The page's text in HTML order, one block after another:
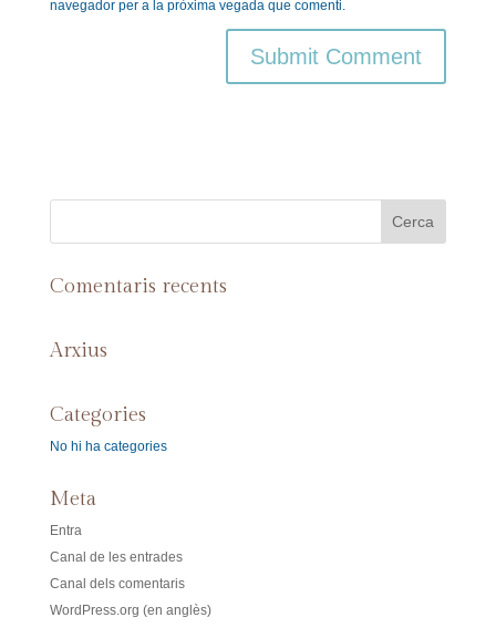
navegador per a la pròxima vegada que comenti.
Comentaris recents
Arxius
Categories
No hi ha categories
Meta
Entra
Canal de les entrades
Canal dels comentaris
WordPress.org (en anglès)